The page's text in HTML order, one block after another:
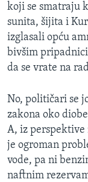
koji se smatraju
sunita, šijita i
izglasali opću
bivšim
da se vrate na
No, političari se
zakona oko
A, iz perspektive
je ogroman
vode, pa ni
naftnim